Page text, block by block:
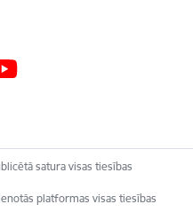
satura visas tiesības
platformas visas tiesības